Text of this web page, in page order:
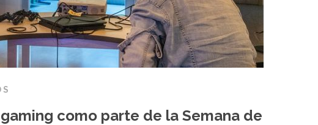
como parte de la Semana de